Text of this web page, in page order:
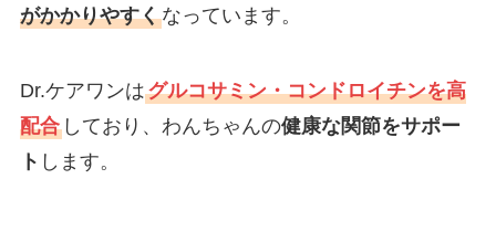
がかかりやすくなっています。
Dr.ケアワンはグルコサミン・コンドロイチンを高
配合しており、わんちゃんの健康な関節をサポー
ト します。